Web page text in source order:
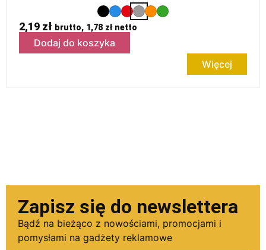
2,19 zł brutto, 1,78 złnetto
Dodaj do koszyka
Więcej
Zapisz się do newslettera
Bądź na bieżąco z nowościami, promocjami i
pomysłami na gadżety reklamowe